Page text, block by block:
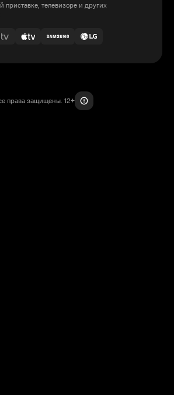
приставке, телевизоре и других
права защищены. 12+